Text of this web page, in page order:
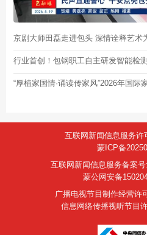
京剧大师田磊走进包头 深情诠释艺术
行业首创！包钢职工自主研发智能检
“厚植家国情·诵读传家风”2026年国际
互联网新闻信息服务许
蒙ICP备
互联网新闻信息服务备案
蒙公网安备
广播电视节目制作经营许
信息网络传播视听节目